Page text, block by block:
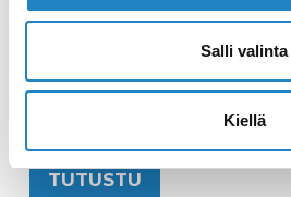
Salli valinta
Kiellä
juhannusta seuraavana
Suomen vanhimmat ja
suurimpiin kuuluvat
TUTUSTU